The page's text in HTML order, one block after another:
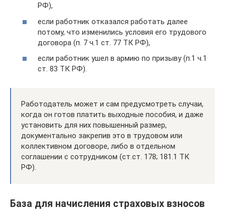
РФ),
если работник отказался работать далее
потому, что изменились условия его трудового
договора (п. 7 ч.1 ст. 77 ТК РФ),
если работник ушел в армию по призыву (п.1 ч.1
ст. 83 ТК РФ).
Работодатель может и сам предусмотреть случаи,
когда он готов платить выходные пособия, и даже
установить для них повышенный размер,
документально закрепив это в трудовом или
коллективном договоре, либо в отдельном
соглашении с сотрудником (ст.ст. 178; 181.1 ТК
РФ).
База для начисления страховых взносов